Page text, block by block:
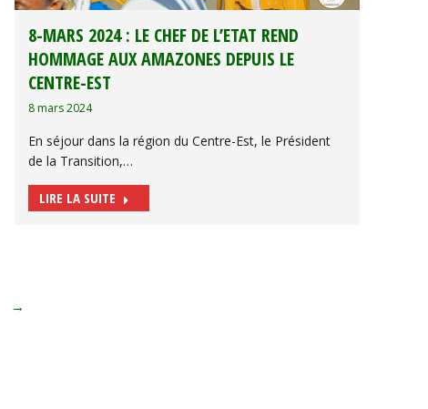
8-MARS 2024 : LE CHEF DE L’ETAT REND
HOMMAGE AUX AMAZONES DEPUIS LE
CENTRE-EST
8 mars 2024
En séjour dans la région du Centre-Est, le Président
de la Transition,…
LIRE LA SUITE
→